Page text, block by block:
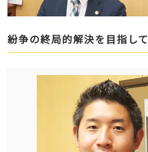
紛争の終局的解決を目指して